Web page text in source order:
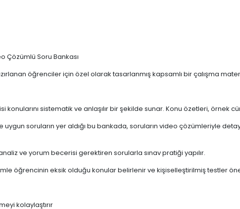
Çözümlü Soru Bankası
öğrenciler için özel olarak tasarlanmış kapsamlı bir çalışma
konularını sistematik ve anlaşılır bir şekilde sunar. Konu özetleri, örnek
soruların yer aldığı bu bankada, soruların video çözümleriyle
ve yorum becerisi gerektiren sorularla sınav pratiği yapılır.
öğrencinin eksik olduğu konular belirlenir ve kişiselleştirilmiş testler
kolaylaştırır